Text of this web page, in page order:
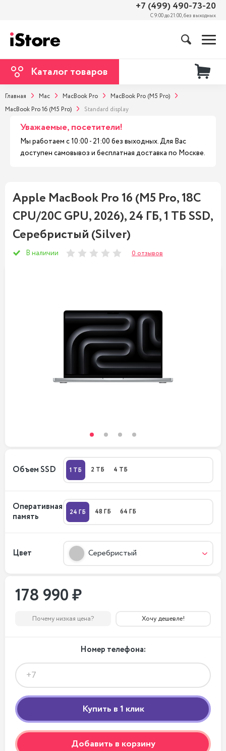
+7 (499) 490-73-20
С 9:00 до 21:00, без выходных
Каталог товаров
Главная Mac MacBook Pro
MacBook Pro (M5 Pro)
MacBook Pro 16 (M5 Pro)
Standard display
Уважаемые, посетители!
Мы работаем с 10:00 - 21:00 без выходных. Для Вас
доступен самовывоз и бесплатная доставка по Москве.
Apple MacBook Pro 16 (M5 Pro, 18C
CPU/20C GPU, 2026), 24 ГБ, 1 ТБ SSD,
Серебристый (Silver)
В наличии 0 отзывов
Объем SSD 1 ТБ 2 ТБ 4 ТБ
Оперативная
память
24 ГБ 48 ГБ 64 ГБ
Цвет Серебристый
178 990 ₽
Почему низкая цена? Хочу дешевле!
Номер телефона:
Добавить в корзину